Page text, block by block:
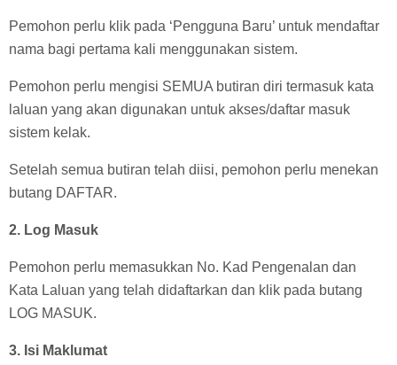
Pemohon perlu klik pada ‘Pengguna Baru’ untuk mendaftar
nama bagi pertama kali menggunakan sistem.
Pemohon perlu mengisi SEMUA butiran diri termasuk kata
laluan yang akan digunakan untuk akses/daftar masuk
sistem kelak.
Setelah semua butiran telah diisi, pemohon perlu menekan
butang DAFTAR.
2. Log Masuk
Pemohon perlu memasukkan No. Kad Pengenalan dan
Kata Laluan yang telah didaftarkan dan klik pada butang
LOG MASUK.
3. Isi Maklumat